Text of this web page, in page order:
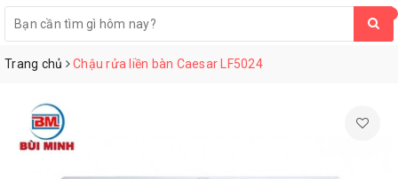
Trang chủ Chậu rửa liền bàn Caesar LF5024